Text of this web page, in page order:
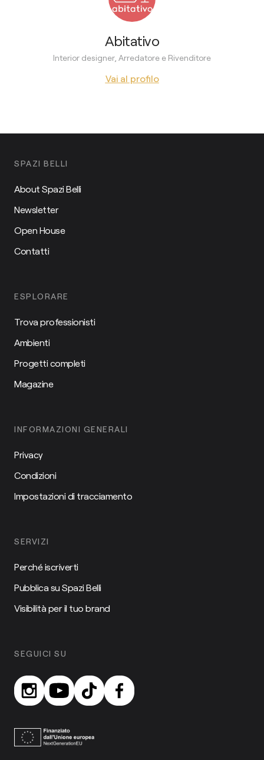
Abitativo
Interior designer, Arredatore e Rivenditore
Vai al profilo
SPAZI BELLI
About Spazi Belli
Newsletter
Open House
Contatti
ESPLORARE
Trova professionisti
Ambienti
Progetti completi
Magazine
INFORMAZIONI GENERALI
Privacy
Condizioni
Impostazioni di tracciamento
SERVIZI
Perché iscriverti
Pubblica su Spazi Belli
Visibilità per il tuo brand
SEGUICI SU